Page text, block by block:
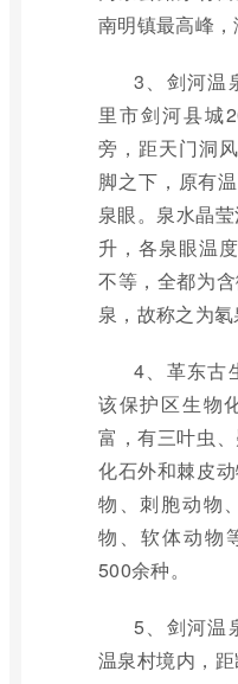
南明镇最高峰，
3、剑河温
里市剑河县城
旁，距天门洞
脚之下，原有
泉眼。泉水晶
升，各泉眼温
不等，全都为
泉，故称之为氡
4、革东古
该保护区生物
富，有三叶虫
化石外和棘皮
物、刺胞动物
物、软体动物
500余种。
5、剑河温
温泉村境内，